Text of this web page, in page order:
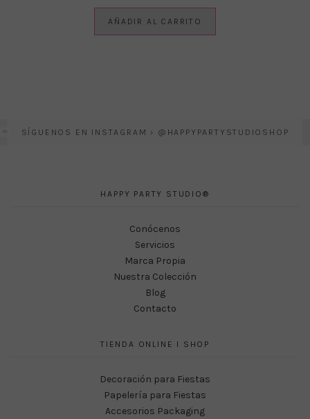
AÑADIR AL CARRITO
SÍGUENOS EN INSTAGRAM › @HAPPYPARTYSTUDIOSHOP
HAPPY PARTY STUDIO®
Conócenos
Servicios
Marca Propia
Nuestra Colección
Blog
Contacto
TIENDA ONLINE I SHOP
Decoración para Fiestas
Papelería para Fiestas
Accesorios Packaging